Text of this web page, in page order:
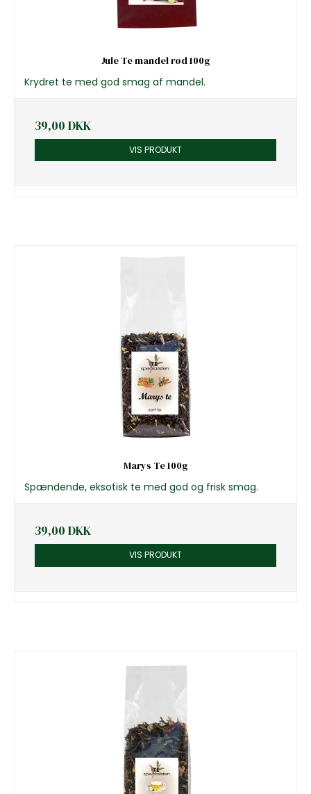
Jule Te mandel rød 100g
Krydret te med god smag af mandel.
39,00 DKK
VIS PRODUKT
Marys Te 100g
Spændende, eksotisk te med god og frisk smag.
39,00 DKK
VIS PRODUKT